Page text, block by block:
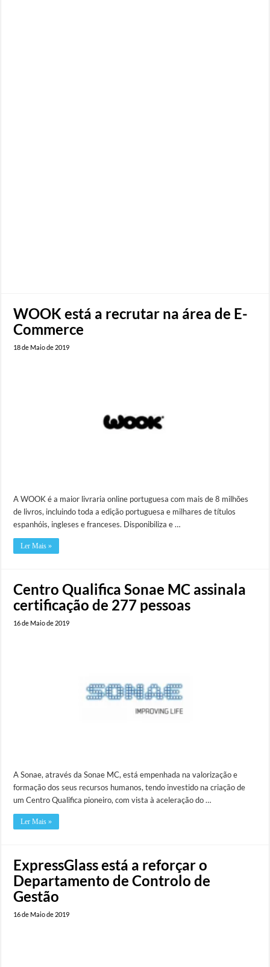
WOOK está a recrutar na área de E-
Commerce
18 de Maio de 2019
A WOOK é a maior livraria online portuguesa com mais de 8 milhões
de livros, incluindo toda a edição portuguesa e milhares de títulos
espanhóis, ingleses e franceses. Disponibiliza e …
Ler Mais »
Centro Qualifica Sonae MC assinala
certificação de 277 pessoas
16 de Maio de 2019
A Sonae, através da Sonae MC, está empenhada na valorização e
formação dos seus recursos humanos, tendo investido na criação de
um Centro Qualifica pioneiro, com vista à aceleração do …
Ler Mais »
ExpressGlass está a reforçar o
Departamento de Controlo de
Gestão
16 de Maio de 2019